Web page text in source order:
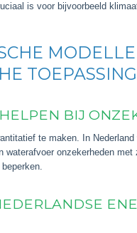
is voor bijvoorbeeld
BIJ
te maken. In
onzekerheden